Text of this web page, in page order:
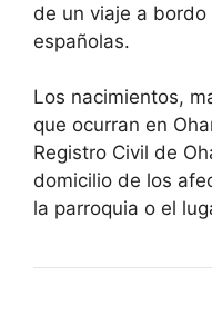
de un viaje a
españolas.
Los nacimientos,
que ocurran en
Registro Civil de
domicilio de los
la parroquia o el